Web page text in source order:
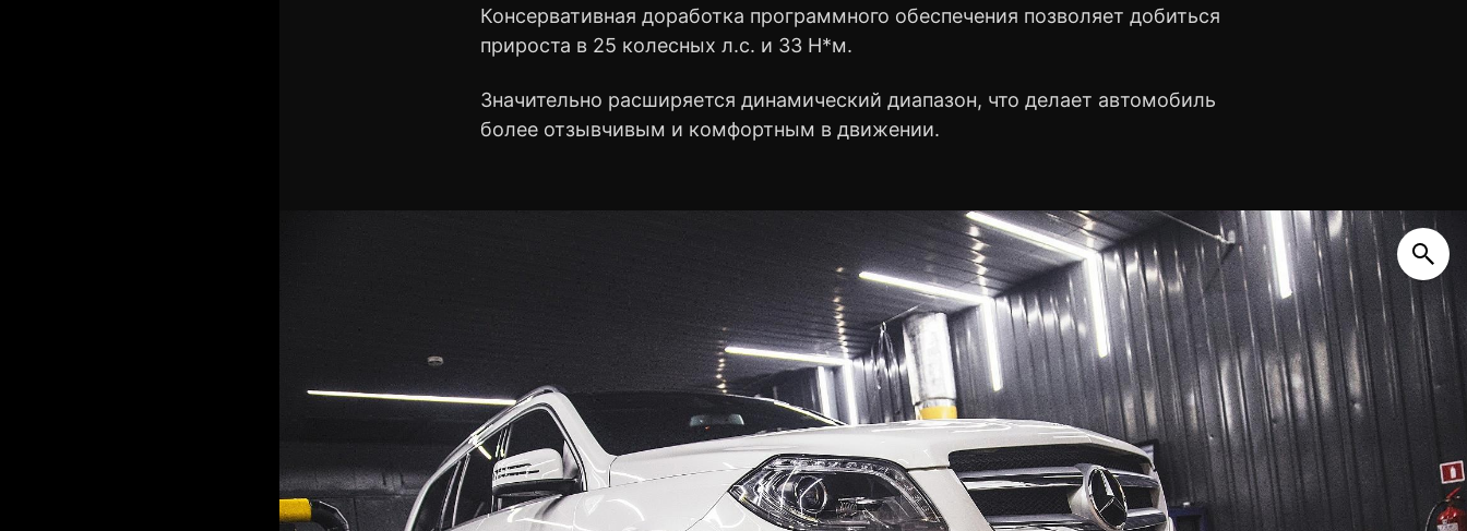
Консервативная доработка программного обеспечения позволяет добиться
прироста в 25 колесных л.с. и 33 Н*м.
Значительно расширяется динамический диапазон, что делает автомобиль
более отзывчивым и комфортным в движении.